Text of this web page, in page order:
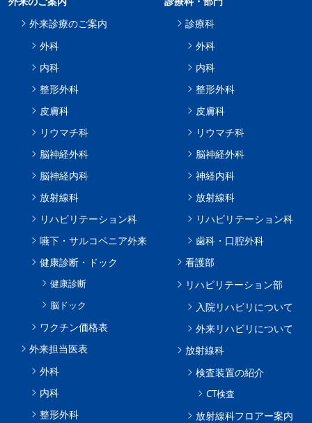
外来診療のご案内
外科
内科
整形外科
皮膚科
リウマチ科
脳神経外科
脳神経内科
放射線科
リハビリテーション科
嚥下・サルコペニア外来
健康診断・ドック
健康診断
脳ドック
ワクチン価格表
外来担当医表
外科
内科
整形外科
診療科
外科
内科
整形外科
皮膚科
リウマチ科
脳神経外科
神経内科
放射線科
リハビリテーション科
歯科・口腔外科
看護部
リハビリテーション部
入院リハビリについて
外来リハビリについて
放射線科
検査装置の紹介
CT検査
放射線科フロアー案内